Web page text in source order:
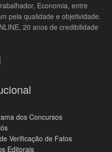
Economia, entre
pela qualidade e objetividade.
20 anos de credibilidade
dos Concursos
Verificação de Fatos
Editorais